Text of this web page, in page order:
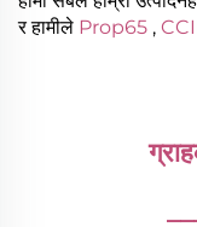
र हामीले Prop65 ,